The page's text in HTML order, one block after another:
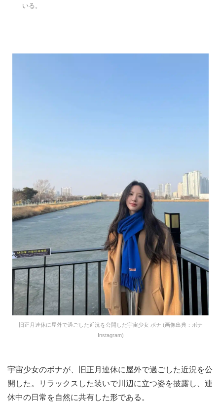
いる。
旧正月連休に屋外で過ごした近況を公開した宇宙少女 ボナ (画像出典：ボナ
Instagram)
宇宙少女のボナが、旧正月連休に屋外で過ごした近況を公
開した。リラックスした装いで川辺に立つ姿を披露し、連
休中の日常を自然に共有した形である。